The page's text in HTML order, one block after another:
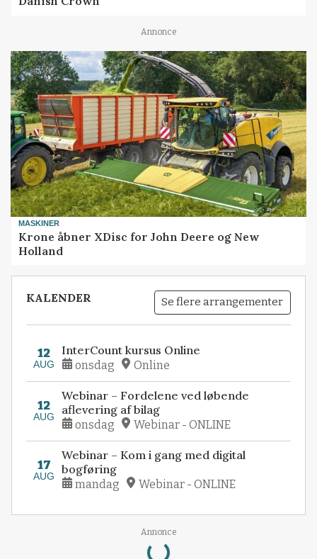
Annonce
MASKINER
Krone åbner XDisc for John Deere og New
Holland
KALENDER Se flere arrangementer
12
AUG
InterCount kursus Online
onsdag Online
12
AUG
Webinar – Fordelene ved løbende
aflevering af bilag
onsdag Webinar - ONLINE
17
AUG
Webinar – Kom i gang med digital
bogføring
mandag Webinar - ONLINE
Annonce
Loading...